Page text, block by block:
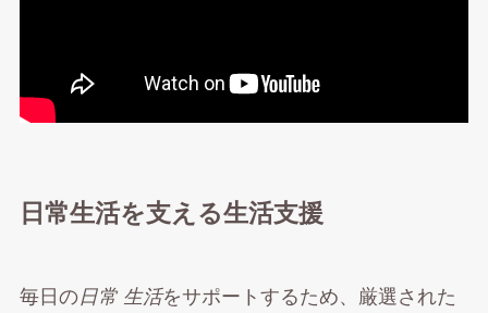
日常生活を支える生活支援
毎日の日常 生活をサポートするため、厳選された